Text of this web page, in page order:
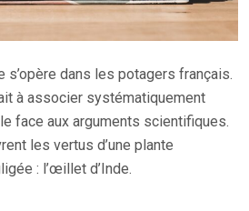
s’opère dans les potagers français.
à associer systématiquement
face aux arguments scientifiques.
les vertus d’une plante
: l’œillet d’Inde.